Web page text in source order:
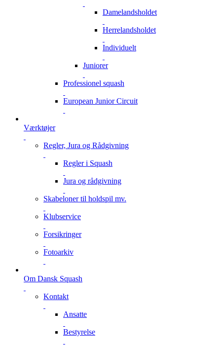
Damelandsholdet
Herrelandsholdet
Individuelt
Juniorer
Professionel squash
European Junior Circuit
Værktøjer
Regler, Jura og Rådgivning
Regler i Squash
Jura og rådgivning
Skabeloner til holdspil mv.
Klubservice
Forsikringer
Fotoarkiv
Om Dansk Squash
Kontakt
Ansatte
Bestyrelse